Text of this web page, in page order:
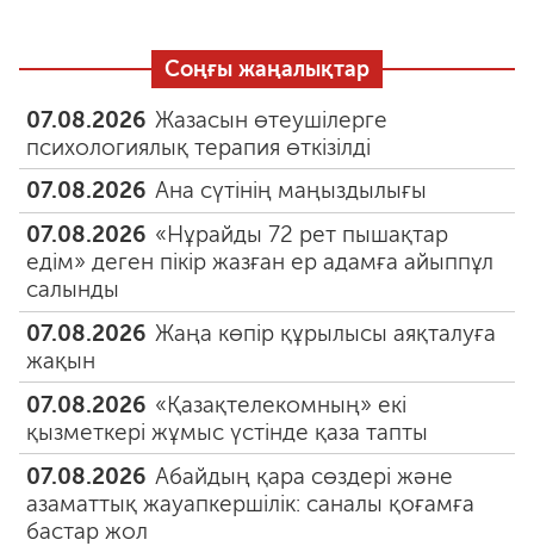
Соңғы жаңалықтар
07.08.2026 Жазасын өтеушілерге
психологиялық терапия өткізілді
07.08.2026 Ана сүтінің маңыздылығы
07.08.2026 «Нұрайды 72 рет пышақтар
едім» деген пікір жазған ер адамға айыппұл
салынды
07.08.2026 Жаңа көпір құрылысы аяқталуға
жақын
07.08.2026 «Қазақтелекомның» екі
қызметкері жұмыс үстінде қаза тапты
07.08.2026 Абайдың қара сөздері және
азаматтық жауапкершілік: саналы қоғамға
бастар жол